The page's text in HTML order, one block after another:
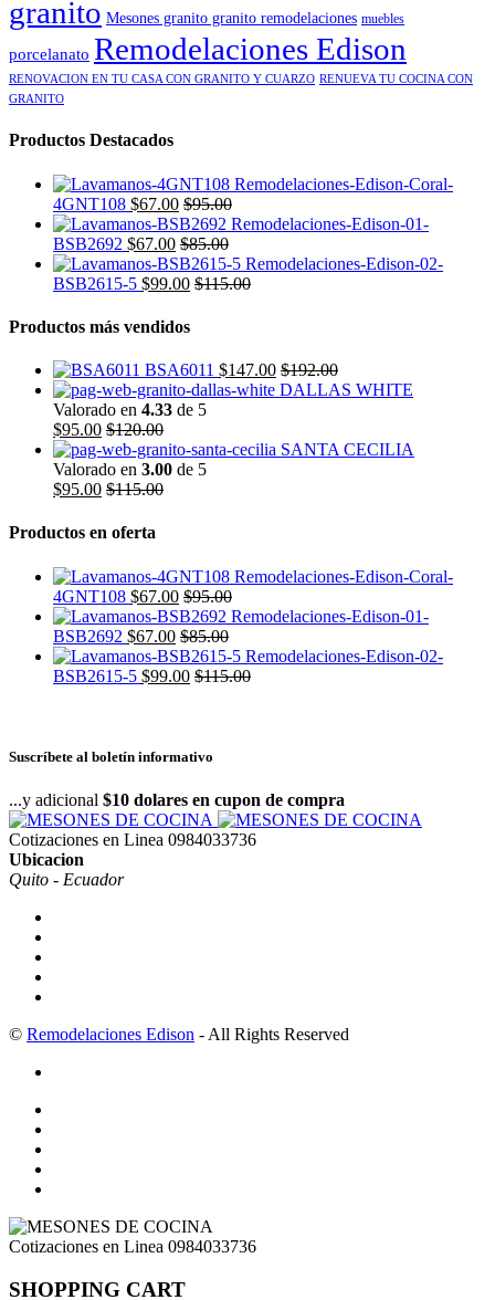
granito Mesones granito granito remodelaciones muebles
porcelanato Remodelaciones Edison
RENOVACION EN TU CASA CON GRANITO Y CUARZO RENUEVA TU COCINA CON
GRANITO
Productos Destacados
4GNT108 $67.00 $95.00
BSB2692 $67.00 $85.00
BSB2615-5 $99.00 $115.00
Productos más vendidos
BSA6011 $147.00 $192.00
DALLAS WHITE
Valorado en 4.33 de 5
$95.00 $120.00
SANTA CECILIA
Valorado en 3.00 de 5
$95.00 $115.00
Productos en oferta
4GNT108 $67.00 $95.00
BSB2692 $67.00 $85.00
BSB2615-5 $99.00 $115.00
Suscríbete al boletín informativo
...y adicional $10 dolares en cupon de compra
Cotizaciones en Linea 0984033736
Ubicacion
Quito - Ecuador
© Remodelaciones Edison - All Rights Reserved
Cotizaciones en Linea 0984033736
SHOPPING CART